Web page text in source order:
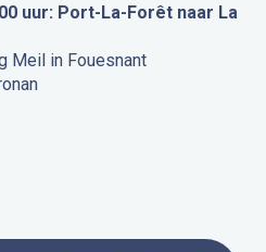
uur: Port-La-Forêt naar La
Meil in Fouesnant